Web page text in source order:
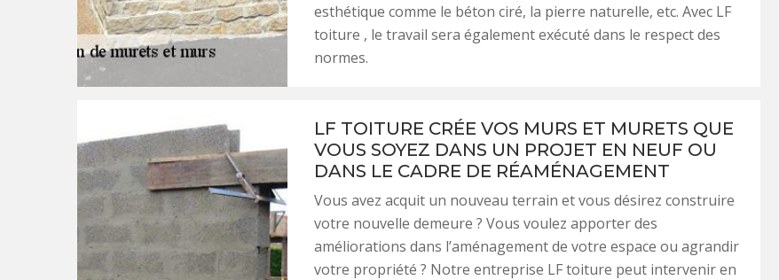
esthétique comme le béton ciré, la pierre naturelle, etc. Avec LF
toiture , le travail sera également exécuté dans le respect des
normes.
LF TOITURE CRÉE VOS MURS ET MURETS QUE
VOUS SOYEZ DANS UN PROJET EN NEUF OU
DANS LE CADRE DE RÉAMÉNAGEMENT
Vous avez acquit un nouveau terrain et vous désirez construire
votre nouvelle demeure ? Vous voulez apporter des
améliorations dans l’aménagement de votre espace ou agrandir
votre propriété ? Notre entreprise LF toiture peut intervenir en